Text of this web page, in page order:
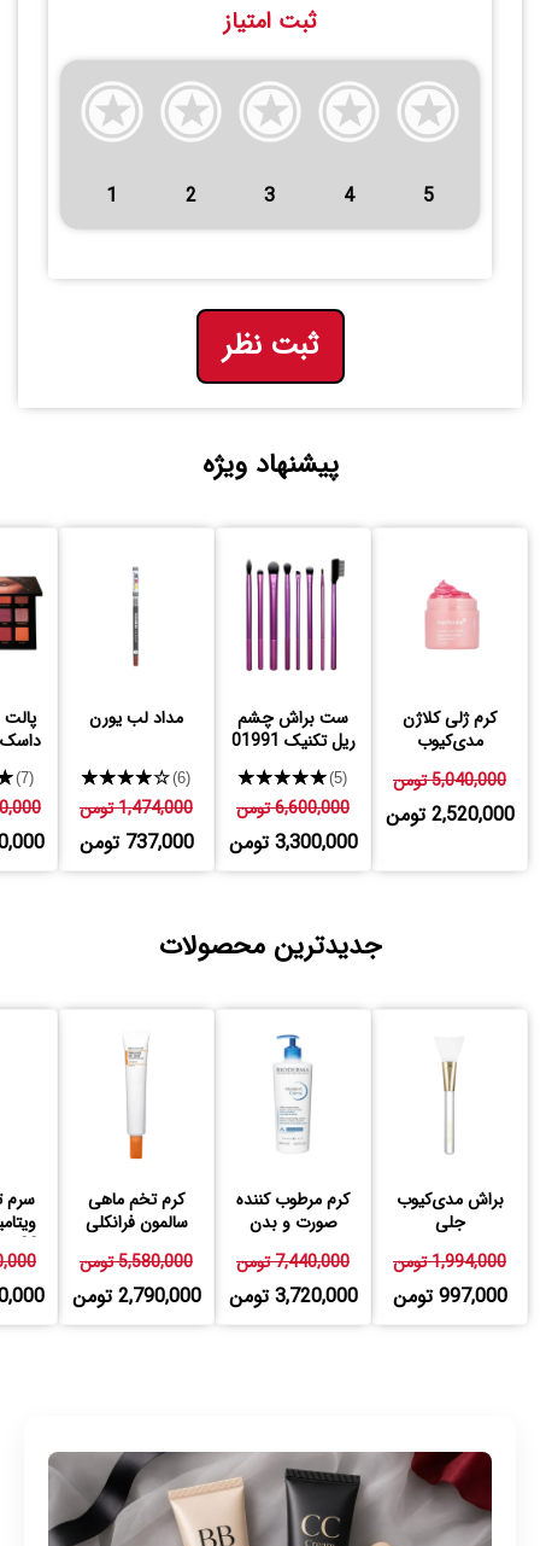
ثبت امتیاز
1 2 3 4 5
ثبت نظر
پیشنهاد ویژه
کرم ژلی کلاژن
مدی‌کیوب
5,040,000 تومن
2,520,000 تومن
ست براش چشم
ریل تکنیک 01991
★★★★★(5)
6,600,000 تومن
3,300,000 تومن
مداد لب یورن
★★★★★(6)
1,474,000 تومن
737,000 تومن
(7)
جدیدترین محصولات
براش مدی‌کیوب
جلی
1,994,000 تومن
997,000 تومن
کرم مرطوب کننده
صورت و بدن
اتودرم بایودرما
7,440,000 تومن
3,720,000 تومن
کرم تخم ماهی
سالمون فرانکلی
5,580,000 تومن
2,790,000 تومن
سرم
23 درصد فرانکلی